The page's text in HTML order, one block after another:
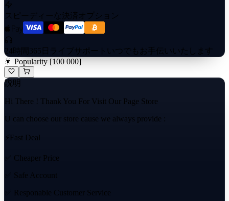
スピーディーな決済オプション
24時間365日ライブサポート いつでもお手伝いいたします
🎇 Popularity [100 000]
説明
Hi There ! Thank You For Visit Our Page Store
U can choose our store cause we always provide :
⚡️Fast Deal
✅ Cheaper Price
✅ Safe Account
✅ Responable Customer Service